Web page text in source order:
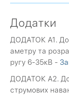
Додатки
ДОДАТОК A1.
аметру та
ругу 6-35кВ -
ДОДАТОК A2.
струмових